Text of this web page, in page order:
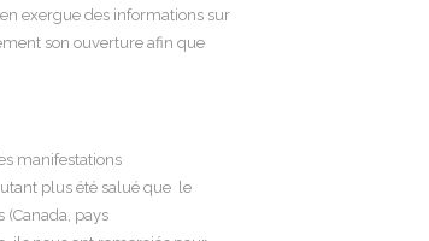
exergue des informations sur
son ouverture afin que
manifestations
plus été salué que le
(Canada, pays